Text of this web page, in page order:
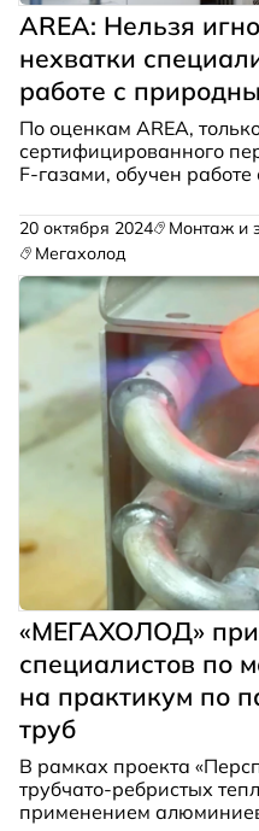
AREA: Нельзя
нехватки
работе с
По оценкам AREA,
сертифицированного
F-газами, обучен
20 октября 2024 Монтаж и
Мегахолод
«МЕГАХОЛОД»
специалистов по
на практикум по
труб
В рамках проекта
трубчато-ребристых
применением